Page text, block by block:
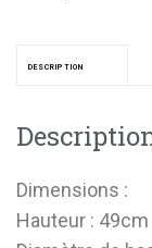
DESCRIPTION
Dimensions :
Hauteur : 49cm